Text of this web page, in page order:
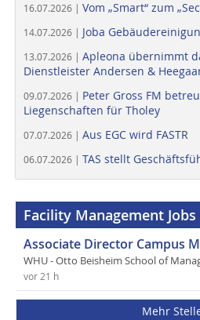
16.07.2026 | Vom „Smart“ zum
14.07.2026 | Joba
13.07.2026 | Apleona übernimmt
Dienstleister Andersen &
09.07.2026 | Peter Gross FM
Liegenschaften für Tholey
07.07.2026 | Aus EGC wird FASTR
06.07.2026 | TAS stellt
Facility Management Jobs
Associate Director Campus
WHU - Otto Beisheim School of
vor 21 h
Mehr